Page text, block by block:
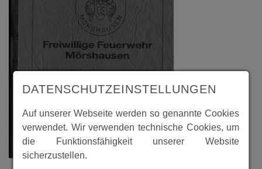
DATENSCHUTZEINSTELLUNGEN
Auf unserer Webseite werden so genannte Cookies
verwendet. Wir verwenden technische Cookies, um
die Funktionsfähigkeit unserer Website
sicherzustellen.